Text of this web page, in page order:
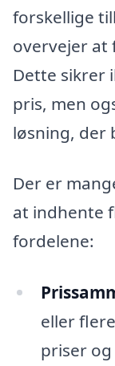
forskellige
overvejer
Dette sikrer
pris, men
løsning, der
Der er
at indhente
fordelene:
eller
priser